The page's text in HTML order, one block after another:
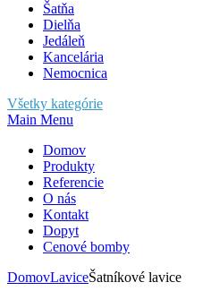
Šatňa
Dielňa
Jedáleň
Kancelária
Nemocnica
Všetky kategórie
Main Menu
Domov
Produkty
Referencie
O nás
Kontakt
Dopyt
Cenové bomby
DomovLaviceŠatníkové lavice